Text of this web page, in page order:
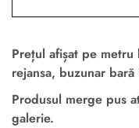
Prețul afișat pe metru
rejansa, buzunar bară
Produsul merge pus
galerie.